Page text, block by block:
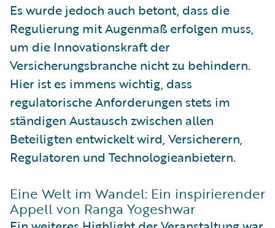
Es wurde jedoch auch betont, dass die
Regulierung mit Augenmaß erfolgen muss,
um die Innovationskraft der
Versicherungsbranche nicht zu behindern.
Hier ist es immens wichtig, dass
regulatorische Anforderungen stets im
ständigen Austausch zwischen allen
Beteiligten entwickelt wird, Versicherern,
Regulatoren und Technologieanbietern.
Eine Welt im Wandel: Ein inspirierender
Appell von Ranga Yogeshwar